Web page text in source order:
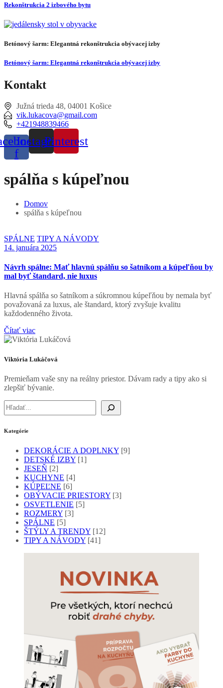
Rekonštrukcia 2 izbového bytu
Betónový šarm: Elegantná rekonštrukcia obývacej izby
Betónový šarm: Elegantná rekonštrukcia obývacej izby
Kontakt
Južná trieda 48, 04001 Košice
vik.lukacova@gmail.com
+421948839466
f
InstagramPinterest
spálňa s kúpeľnou
Domov
spálňa s kúpeľnou
SPÁLNE TIPY A NÁVODY
14. januára 2025
Návrh spálne: Mať hlavnú spálňu so šatníkom a kúpeľňou by
mal byť štandard, nie luxus
Hlavná spálňa so šatníkom a súkromnou kúpeľňou by nemala byť
považovaná za luxus, ale štandard, ktorý zvyšuje kvalitu
každodenného života.
Čítať viac
Viktória Lukáčová
Premieňam vaše sny na reálny priestor. Dávam rady a tipy ako si
zlepšiť bývanie.
Hľadať
Kategórie
DEKORÁCIE A DOPLNKY [9]
DETSKÉ IZBY [1]
JESEŇ [2]
KUCHYNE [4]
KÚPEĽNE [6]
OBÝVACIE PRIESTORY [3]
OSVETLENIE [5]
ROZMERY [3]
SPÁLNE [5]
ŠTÝLY A TRENDY [12]
TIPY A NÁVODY [41]